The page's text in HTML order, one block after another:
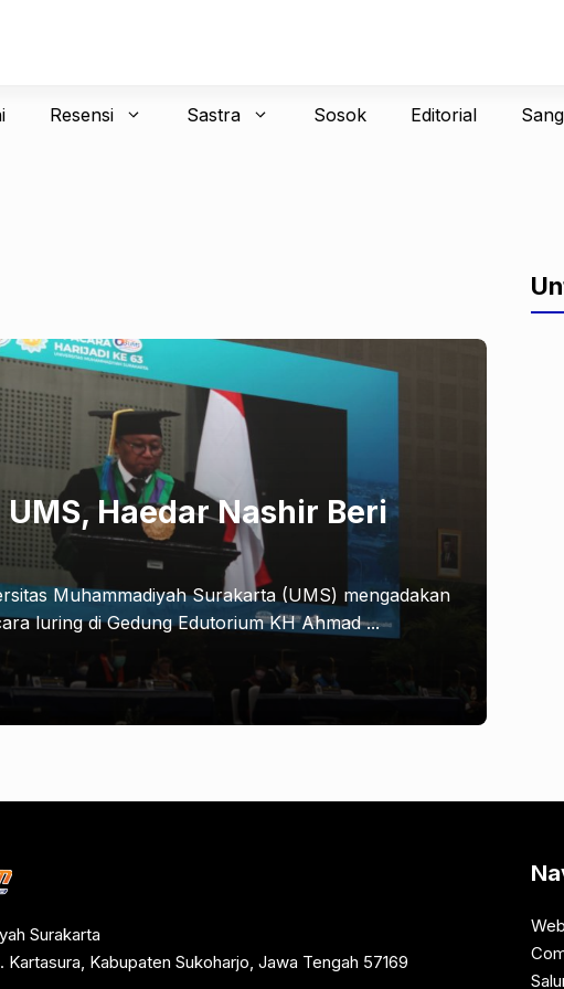
Resensi Sastra Sosok Editorial
Haedar Nashir Beri
Muhammadiyah Surakarta (UMS) mengadakan
luring di Gedung Edutorium KH Ahmad ...
Surakarta
Kabupaten Sukoharjo, Jawa Tengah 57169